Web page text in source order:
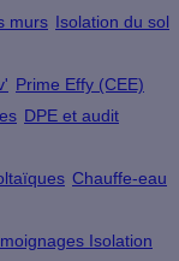
murs Isolation du sol
Prime Effy (CEE)
DPE et audit
Chauffe-eau
Isolation